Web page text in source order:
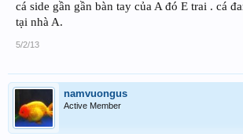
cá side gần gần bàn tay của A đó E trai . cá
tại nhà A.
5/2/13
namvuongus
Active Member